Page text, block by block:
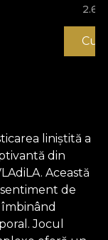
liniștită a
din
Această
de
Jocul